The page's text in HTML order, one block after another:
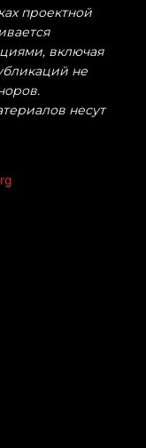
проектной
включая
не
несут